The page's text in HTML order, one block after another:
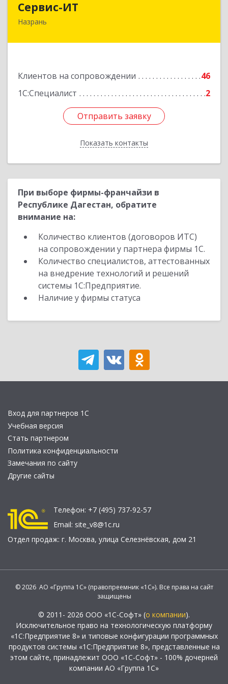
Сервис-ИТ
Назрань
Клиентов на сопровождении
46
1С:Специалист
2
Отправить заявку
Показать контакты
Подробнее
Отправить заявку
Назад
При выборе фирмы-франчайзи в
Республике Дагестан, обратите
внимание на:
Количество клиентов (договоров ИТС)
на сопровождении у партнера фирмы 1С.
Количество специалистов, аттестованных
на внедрение технологий и решений
системы 1С:Предприятие.
Наличие у фирмы статуса
Вход для партнеров 1С
Учебная версия
Стать партнером
Политика конфиденциальности
Замечания по сайту
Другие сайты
Телефон: +7 (495) 737-92-57
Email: site_v8@1c.ru
Отдел продаж: г. Москва, улица Селезнёвская, дом 21
© 2026 АО «Группа 1С» (правопреемник «1С»). Все права на сайт
защищены
© 2011- 2026 ООО «1С-Софт» (о компании).
Исключительное право на технологическую платформу
«1С:Предприятие 8» и типовые конфигурации программных
продуктов системы «1С:Предприятие 8», представленные на
этом сайте, принадлежит ООО «1С-Софт» - 100% дочерней
компании АО «Группа 1С»